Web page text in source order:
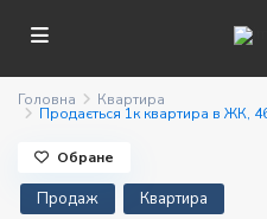
Головна Квартира
Продається 1к квартира в ЖК,
Продаж Квартира
Обране